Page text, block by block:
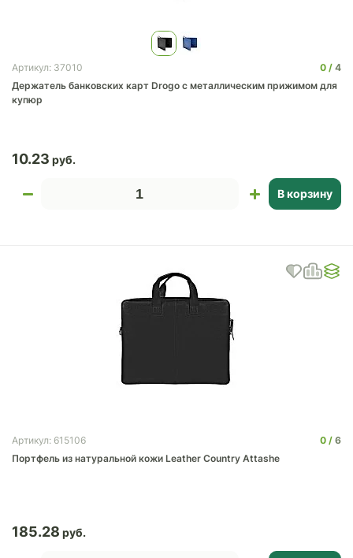
Артикул: 37010 0
4
Держатель банковских карт Drogo с металлическим прижимом для
купюр
10.23
В корзину
Артикул: 615106 0
6
Портфель из натуральной кожи Leather Country Attashe
185.28